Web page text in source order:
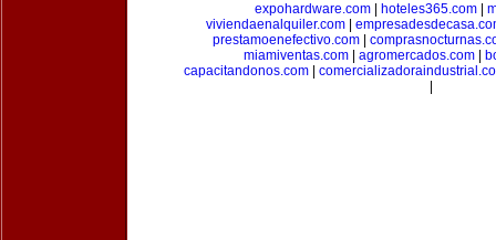
expohardware.com| hoteles365.com|
viviendaenalquiler.com|
prestamoenefectivo.com
miamiventas.com
agromercados.com
capacitandonos.com